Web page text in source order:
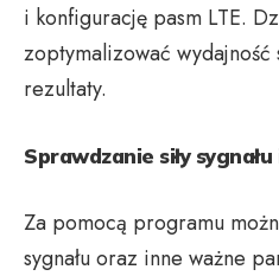
i konfigurację pasm LTE.
zoptymalizować
rezultaty.
Sprawdzanie siły
Za pomocą programu
sygnału oraz inne ważne